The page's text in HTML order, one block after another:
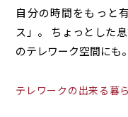
自分の時間をもっと
ス」。 ちょっとした
のテレワーク空間にも。
テレワークの出来る